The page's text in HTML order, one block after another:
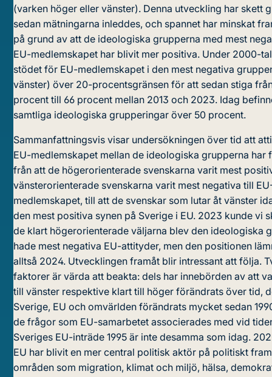
(varken höger eller vänster). Denna utveckling har skett
sedan mätningarna inleddes, och spannet har minskat
på grund av att de ideologiska grupperna med mest
EU-medlemskapet har blivit mer positiva. Under 2000-
stödet för EU-medlemskapet i den mest negativa
vänster) över 20-procentsgränsen för att sedan stiga
procent till 66 procent mellan 2013 och 2023. Idag
samtliga ideologiska grupperingar över 50 procent.
Sammanfattningsvis visar undersökningen över tid att
EU-medlemskapet mellan de ideologiska grupperna har
från att de högerorienterade svenskarna varit mest
vänsterorienterade svenskarna varit mest negativa till
medlemskapet, till att de svenskar som lutar åt vänster
den mest positiva synen på Sverige i EU. 2023 kunde vi
de klart högerorienterade väljarna blev den ideologiska
hade mest negativa EU-attityder, men den positionen
alltså 2024. Utvecklingen framåt blir intressant att följa.
faktorer är värda att beakta: dels har innebörden av att
till vänster respektive klart till höger förändrats över tid,
Sverige, EU och omvärlden förändrats mycket sedan
de frågor som EU-samarbetet associerades med vid
Sveriges EU-inträde 1995 är inte desamma som idag.
EU har blivit en mer central politisk aktör på politiskt
områden som migration, klimat och miljö, hälsa,